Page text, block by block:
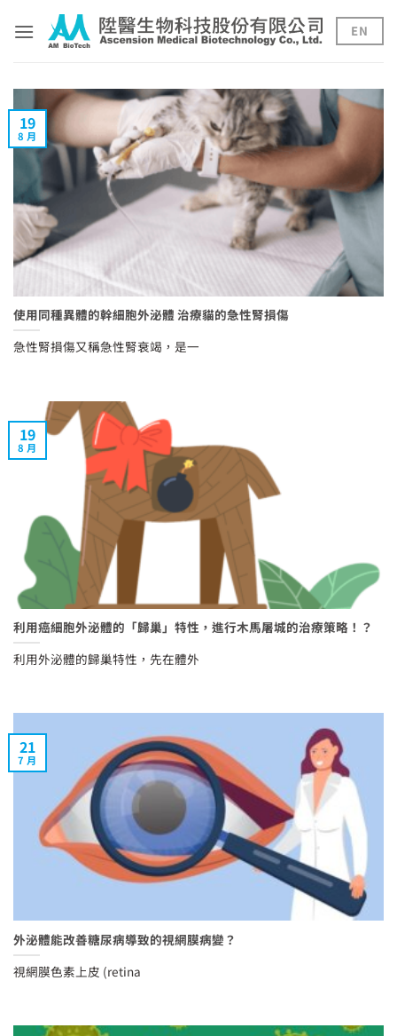
content
EN
使用同種異體的幹細胞外泌體 治療貓的急性腎損傷
急性腎損傷又稱急性腎衰竭，是一
19
8 月
利用癌細胞外泌體的「歸巢」特性，進行木馬屠城的治療策略！？
利用外泌體的歸巢特性，先在體外
19
8 月
外泌體能改善糖尿病導致的視網膜病變？
視網膜色素上皮 (retina
21
7 月